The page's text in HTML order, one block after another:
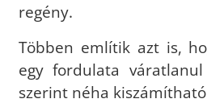
regény.
Többen említik azt is,
egy fordulata
szerint néha